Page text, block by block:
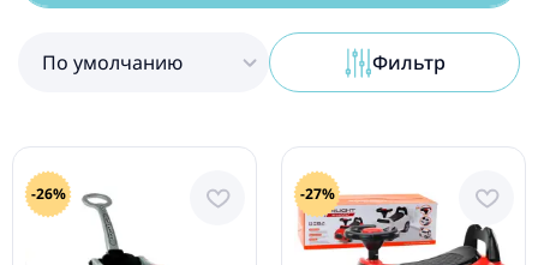
По умолчанию Фильтр
-26% -27%